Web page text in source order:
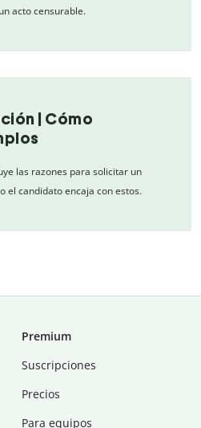
acto censurable.
| Cómo
las razones para solicitar un
el candidato encaja con estos.
Premium
Suscripciones
Precios
Para equipos